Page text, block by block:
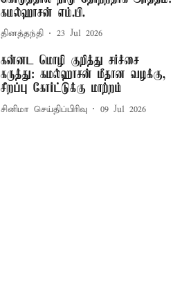
கமல்ஹாசன் எம்.பி.
தினத்தந்தி 23 Jul 2026
கன்னட மொழி குறித்து சர்ச்சை
கருத்து: கமல்ஹாசன் மீதான வழக்கு,
சிறப்பு கோர்ட்டுக்கு மாற்றம்
சினிமா செய்திப்பிரிவு 09 Jul 2026